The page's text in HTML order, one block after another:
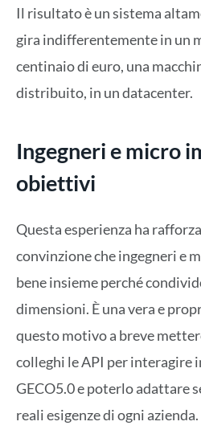
Il risultato è un sistema
gira indifferentemente in un
centinaio di euro, una
distribuito, in un datacenter.
Ingegneri e micro
obiettivi
Questa esperienza ha
convinzione che ingegneri e
bene insieme perché
dimensioni. È una vera e
questo motivo a breve
colleghi le API per interagire
GECO5.0 e poterlo adattare
reali esigenze di ogni azienda.